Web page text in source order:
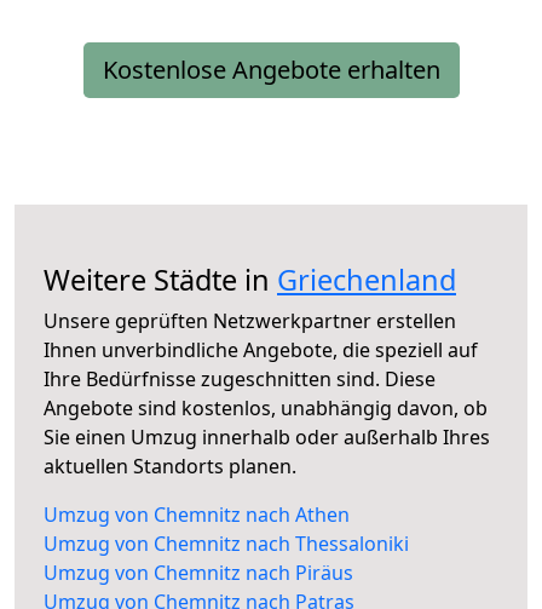
Kostenlose Angebote erhalten
Weitere Städte in Griechenland
Unsere geprüften Netzwerkpartner erstellen
Ihnen unverbindliche Angebote, die speziell auf
Ihre Bedürfnisse zugeschnitten sind. Diese
Angebote sind kostenlos, unabhängig davon, ob
Sie einen Umzug innerhalb oder außerhalb Ihres
aktuellen Standorts planen.
Umzug von Chemnitz nach Athen
Umzug von Chemnitz nach Thessaloniki
Umzug von Chemnitz nach Piräus
Umzug von Chemnitz nach Patras